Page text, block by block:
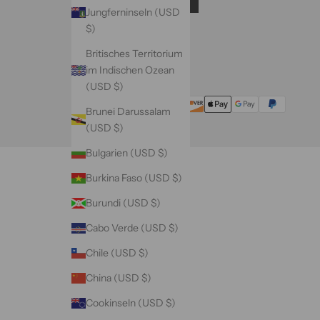
Jungferninseln (USD
$)
Britisches Territorium
im Indischen Ozean
(USD $)
Brunei Darussalam
(USD $)
Bulgarien (USD $)
Burkina Faso (USD $)
Burundi (USD $)
Cabo Verde (USD $)
Chile (USD $)
China (USD $)
Cookinseln (USD $)